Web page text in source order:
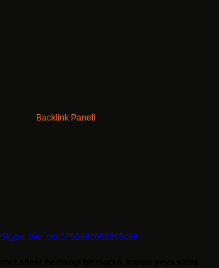
Skype: live:.cid.575569c608265c69